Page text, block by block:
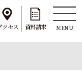
クセス 資料請求 MENU